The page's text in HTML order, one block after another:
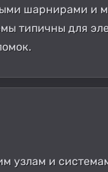
шарнирами и
типичны для
узлам и